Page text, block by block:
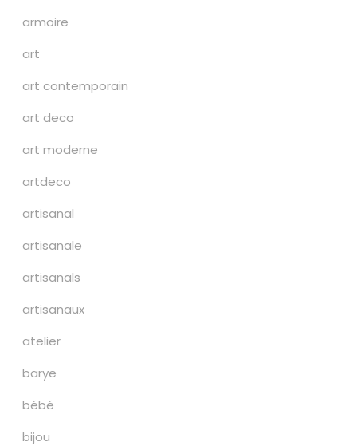
armoire
art
art contemporain
art deco
art moderne
artdeco
artisanal
artisanale
artisanals
artisanaux
atelier
barye
bébé
bijou